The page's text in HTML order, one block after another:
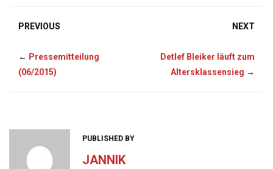
PREVIOUS
← Pressemitteilung
(06/2015)
NEXT
Detlef Bleiker läuft zum
Altersklassensieg →
PUBLISHED BY
JANNIK